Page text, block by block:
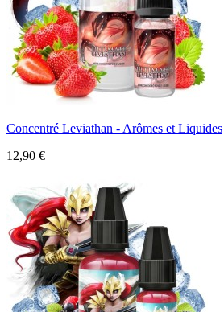
Concentré Leviathan - Arômes et Liquides
12,90 €